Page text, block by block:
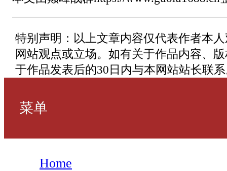
特别声明：以上文章内容仅代表作者本
网站观点或立场。如有关于作品内容、
于作品发表后的30日内与本网站站长联
菜单
Home